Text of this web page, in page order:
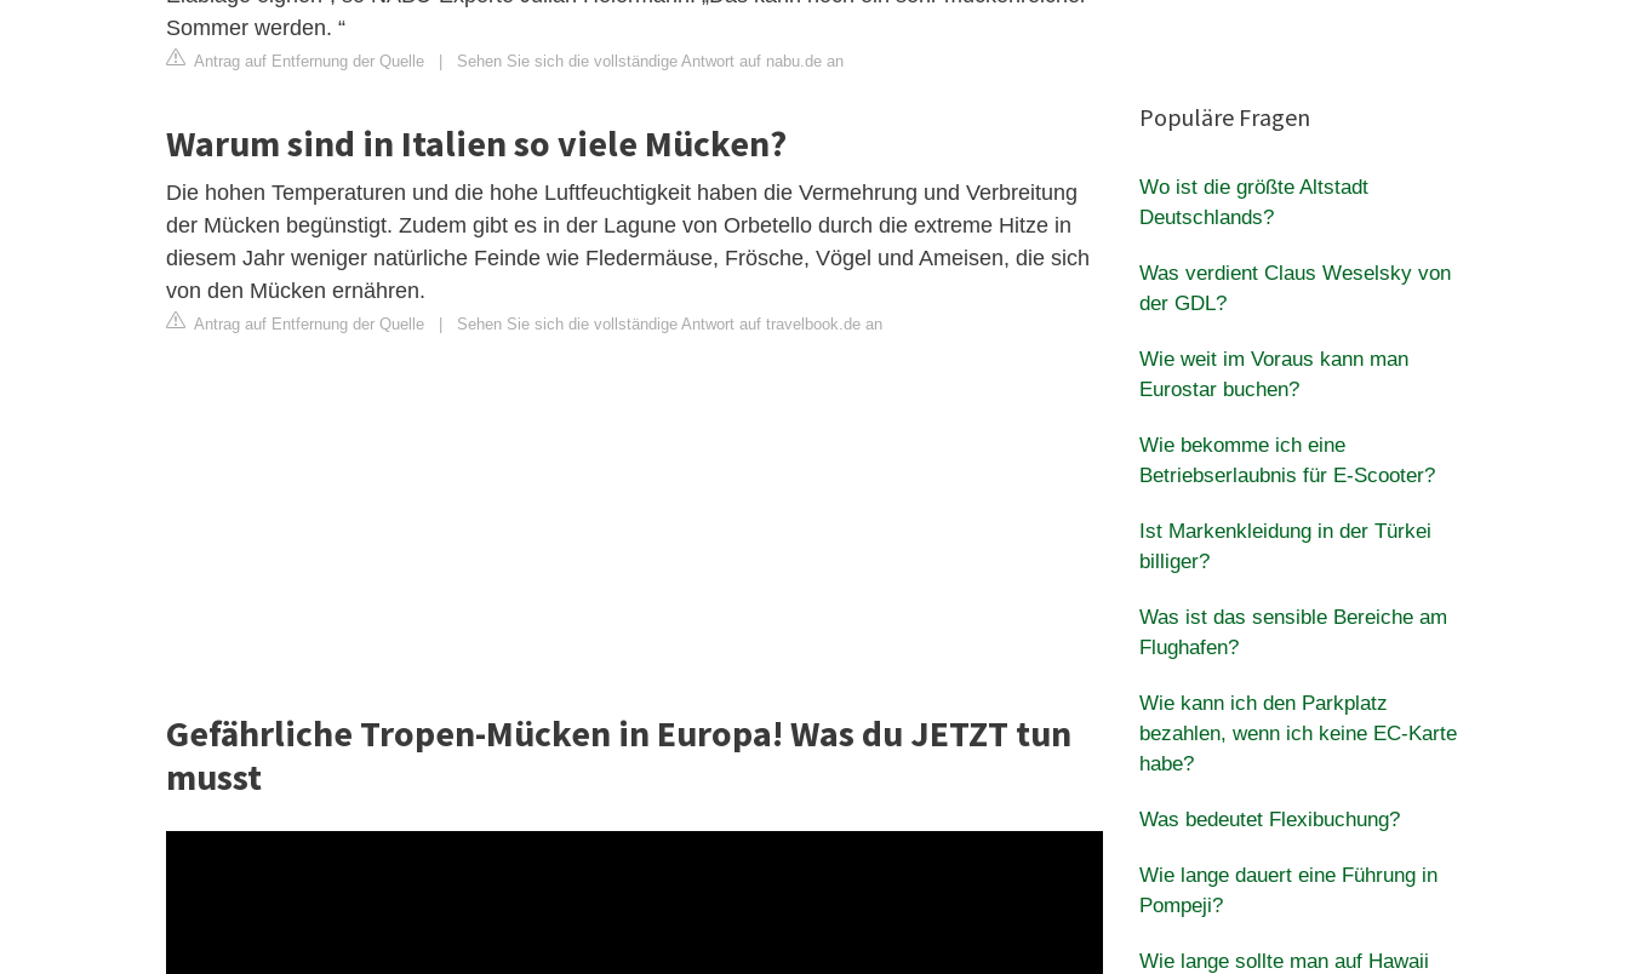
Sommer werden. “
Antrag auf Entfernung der Quelle Sehen Sie sich die vollständige Antwort auf nabu.de an
Warum sind in Italien so viele Mücken?
Die hohen Temperaturen und die hohe Luftfeuchtigkeit haben die Vermehrung und Verbreitung
der Mücken begünstigt. Zudem gibt es in der Lagune von Orbetello durch die extreme Hitze in
diesem Jahr weniger natürliche Feinde wie Fledermäuse, Frösche, Vögel und Ameisen, die sich
von den Mücken ernähren.
Antrag auf Entfernung der Quelle Sehen Sie sich die vollständige Antwort auf travelbook.de an
Gefährliche Tropen-Mücken in Europa! Was du JETZT tun
musst
Populäre Fragen
Wo ist die größte Altstadt
Deutschlands?
Was verdient Claus Weselsky von
der GDL?
Wie weit im Voraus kann man
Eurostar buchen?
Wie bekomme ich eine
Betriebserlaubnis für E-Scooter?
Ist Markenkleidung in der Türkei
billiger?
Was ist das sensible Bereiche am
Flughafen?
Wie kann ich den Parkplatz
bezahlen, wenn ich keine EC-Karte
habe?
Was bedeutet Flexibuchung?
Wie lange dauert eine Führung in
Pompeji?
Wie lange sollte man auf Hawaii